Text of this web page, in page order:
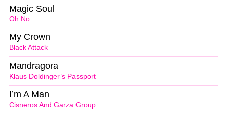
Oh No
Magic Soul
Black Attack
My Crown
Klaus Doldinger’s Passport
Mandragora
Cisneros And Garza Group
I’m A Man